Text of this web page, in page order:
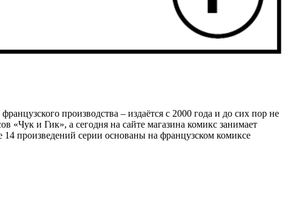
производства – издаётся с 2000 года и до сих пор не
«Чук и Гик», а сегодня на сайте магазина комикс занимает
произведений серии основаны на французском комиксе